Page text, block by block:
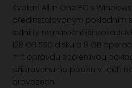
Kvalitní All in One PC s Windows
předinstalovaným pokladním
splní ty nejnáročnější
128 GB SSD disku a 8 GB
mít opravdu spolehlivou
připravena na použití v těch
provozech.